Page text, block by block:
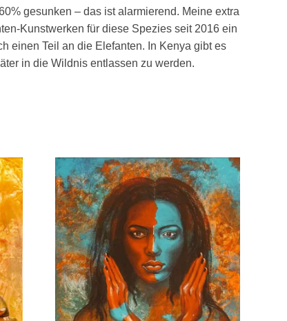
gesunken – das ist alarmierend. Meine extra
Kunstwerken für diese Spezies seit 2016 ein
einen Teil an die Elefanten. In Kenya gibt es
in die Wildnis entlassen zu werden.